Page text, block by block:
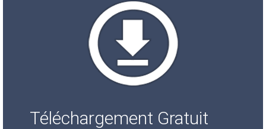
Téléchargement Gratuit